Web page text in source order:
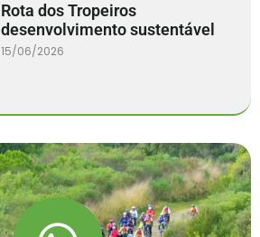
Rota dos Tropeiros
desenvolvimento sustentável
15/06/2026